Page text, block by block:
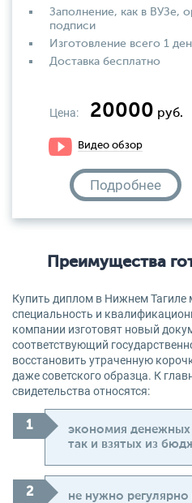
Заполнение, как в ВУЗе,
подписи
Изготовление всего 1
Доставка бесплатно
Цена: 20000 руб.
Видео обзор
Подробнее
Преимущества
Купить диплом в Нижнем
специальность и
компании изготовят новый
соответствующий
восстановить утраченную
даже советского образца. К
свидетельства относятся:
экономия денежных
так и взятых из
не нужно